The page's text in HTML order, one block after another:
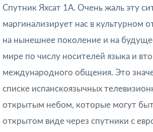
Спутник Яхсат 1А. Очень жаль эту
маргинализирует нас в культурном
на нынешнее поколение и на
мире по числу носителей языка и
международного общения. Это
списке испанскоязычных
открытым небом, которые могут
открытом виде через спутники с